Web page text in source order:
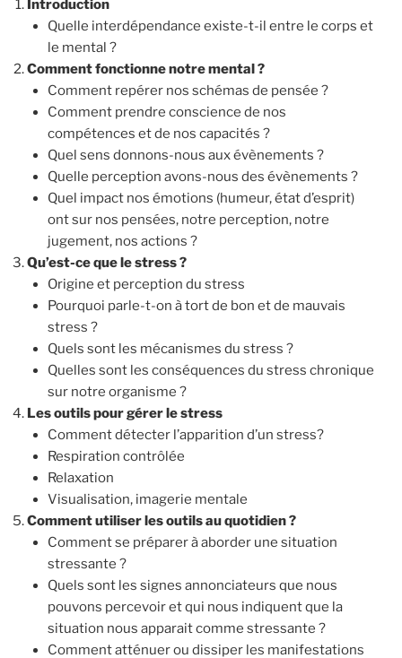
Introduction
Quelle interdépendance existe-t-il entre le corps et
le mental ?
Comment fonctionne notre mental ?
Comment repérer nos schémas de pensée ?
Comment prendre conscience de nos
compétences et de nos capacités ?
Quel sens donnons-nous aux évènements ?
Quelle perception avons-nous des évènements ?
Quel impact nos émotions (humeur, état d’esprit)
ont sur nos pensées, notre perception, notre
jugement, nos actions ?
Qu’est-ce que le stress ?
Origine et perception du stress
Pourquoi parle-t-on à tort de bon et de mauvais
stress ?
Quels sont les mécanismes du stress ?
Quelles sont les conséquences du stress chronique
sur notre organisme ?
Les outils pour gérer le stress
Comment détecter l’apparition d’un stress?
Respiration contrôlée
Relaxation
Visualisation, imagerie mentale
Comment utiliser les outils au quotidien ?
Comment se préparer à aborder une situation
stressante ?
Quels sont les signes annonciateurs que nous
pouvons percevoir et qui nous indiquent que la
situation nous apparait comme stressante ?
Comment atténuer ou dissiper les manifestations